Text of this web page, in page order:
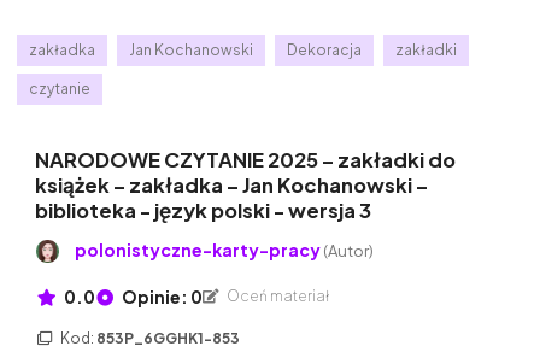
zakładka Jan Kochanowski Dekoracja zakładki
czytanie
NARODOWE CZYTANIE 2025 – zakładki do
książek – zakładka – Jan Kochanowski –
biblioteka - język polski - wersja 3
polonistyczne-karty-pracy(Autor)
0.0 Opinie: 0 Oceń materiał
Kod: 853P_6GGHK1-853